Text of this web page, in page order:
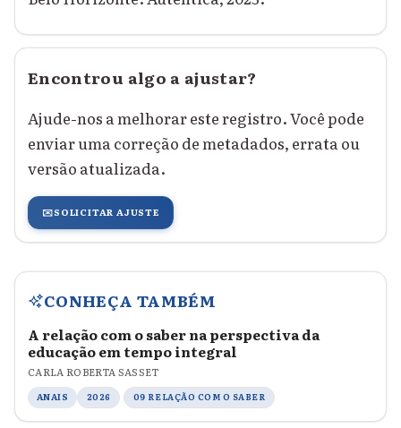
Encontrou algo a ajustar?
Ajude-nos a melhorar este registro. Você pode
enviar uma correção de metadados, errata ou
versão atualizada.
✉️SOLICITAR AJUSTE
CONHEÇA TAMBÉM
A relação com o saber na perspectiva da
educação em tempo integral
CARLA ROBERTA SASSET
ANAIS 2026 09 RELAÇÃO COM O SABER